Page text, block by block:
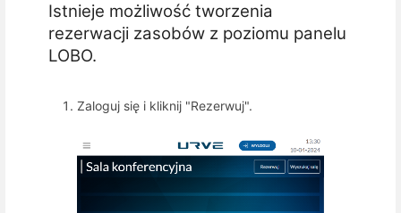
Istnieje możliwość tworzenia
rezerwacji zasobów z poziomu panelu
LOBO.
Zaloguj się i kliknij "Rezerwuj".